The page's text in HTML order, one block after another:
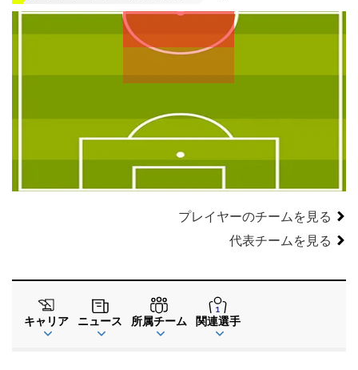
左
WG
CF
右
WG
CMF
CB
SB
GK
プレイヤーのチームを見る
代表チームを見る
キャリア ニュース 所属チーム 関連選手